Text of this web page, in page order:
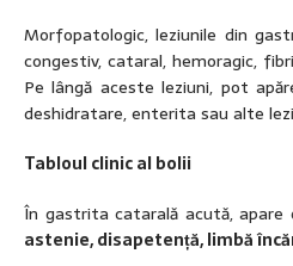
Morfopatologic, leziunile din
congestiv, cataral, hemoragic,
Pe lângă aceste leziuni, pot
deshidratare, enterita sau alte
Tabloul clinic al bolii
În gastrita catarală acută, apare
astenie, disapetență, limbă